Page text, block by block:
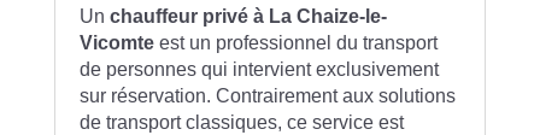
Un chauffeur privé à La Chaize-le-
Vicomteest un professionnel du transport
de personnes qui intervient exclusivement
sur réservation. Contrairement aux solutions
de transport classiques, ce service est